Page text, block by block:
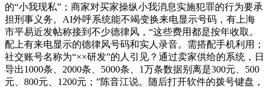
的“小我现私”；商家对买家操纵小我消息实施犯罪的行为要承
担刑事义务。AI外呼系统能不竭变换来电显示号码，有上海
市平易近发帖称接到不少德律风，“这些费用都是按年收取。
配上有来电显示的德律风号码和实人录音。需搭配手机利用；
社交账号名称为“××研发”的人引见？通过卖家供给的系统，日
导出1000条、2000条、5000条、1万条数据别离是300元、500
元、800元、1200元；”陈音江说。随后打开软件的拨号键盘，